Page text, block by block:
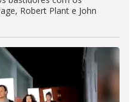
Robert Plant e John